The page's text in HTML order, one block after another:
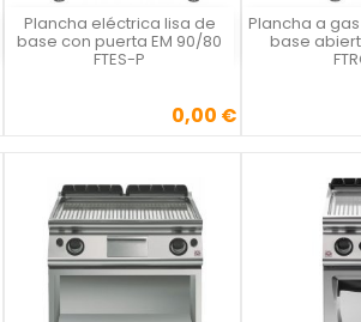
Plancha eléctrica lisa de
base con puerta EM 90/80
FTES-P
Precio0,00 €

Vista rápida Plancha a
base
Vista